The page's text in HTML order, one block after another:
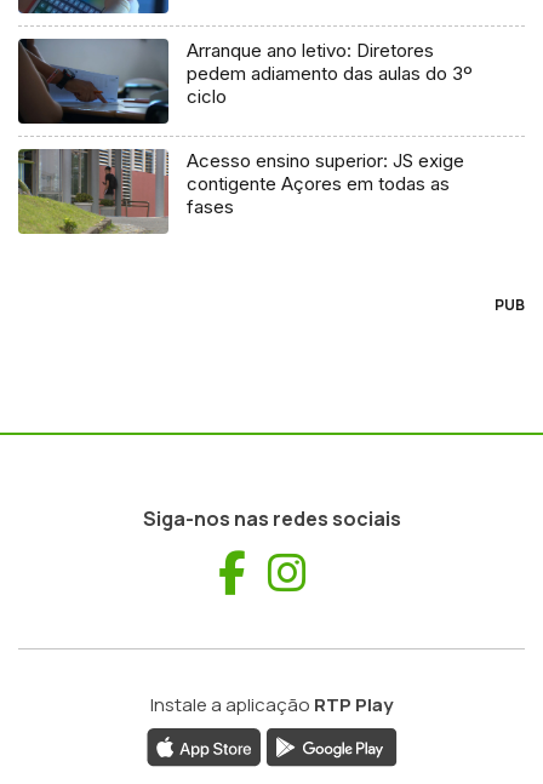
Arranque ano letivo: Diretores
pedem adiamento das aulas do 3º
ciclo
Acesso ensino superior: JS exige
contigente Açores em todas as
fases
PUB
Siga-nos nas redes sociais
Facebook
Instale a aplicação RTP Play